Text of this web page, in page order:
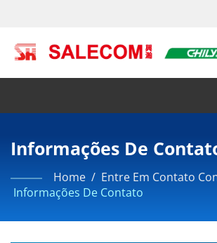
Informações De
Home / Entre Em Contato
Informações De Contato